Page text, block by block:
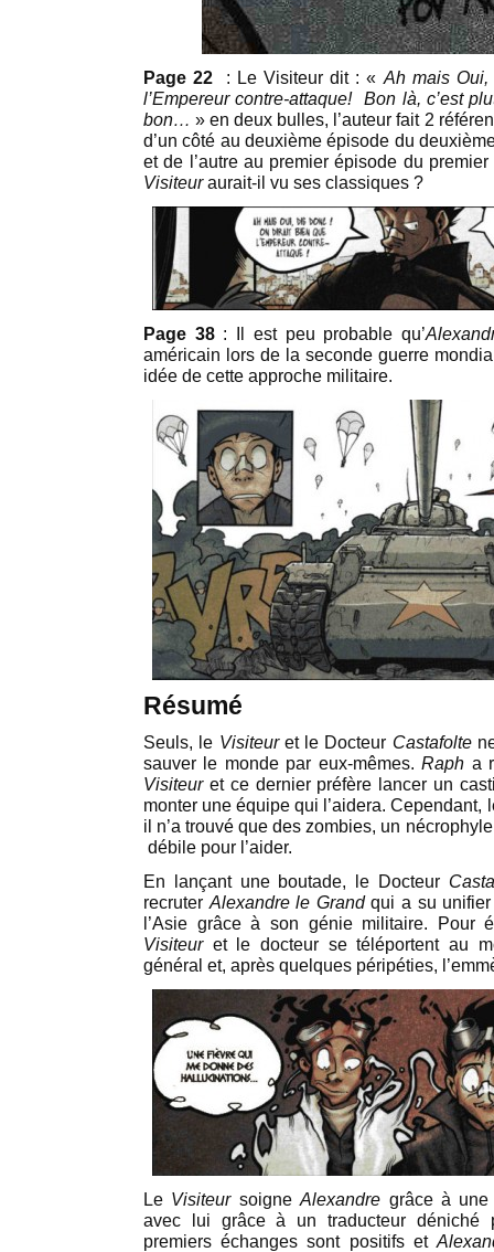
Page 22 : Le Visiteur dit : « Ah mais
l’Empereur contre-attaque! Bon là, c’est
bon… » en deux bulles, l’auteur fait 2
d’un côté au deuxième épisode du
et de l’autre au premier épisode du premier
Visiteuraurait-il vu ses classiques ?
Page 38: Il est peu probable qu’
américain lors de la seconde guerre
idée de cette approche militaire.
Résumé
Seuls, le Visiteuret le Docteur Castafolte
sauver le monde par eux-mêmes.Raph a
Visiteuret ce dernier préfère lancer un
monter une équipe qui l’aidera. Cependant,
il n’a trouvé que des zombies, un
débile pour l’aider.
En lançant une boutade, le Docteur
recruter Alexandre le Grandqui a su unifier
l’Asie grâce à son génie militaire. Pour
Visiteuret le docteur se téléportent au
général et, après quelques péripéties,
Le VisiteursoigneAlexandre grâce à une
avec lui grâce à un traducteur déniché
premiers échanges sont positifs et